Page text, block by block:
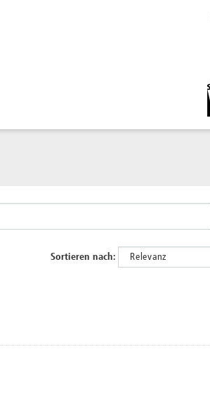
Sortieren nach